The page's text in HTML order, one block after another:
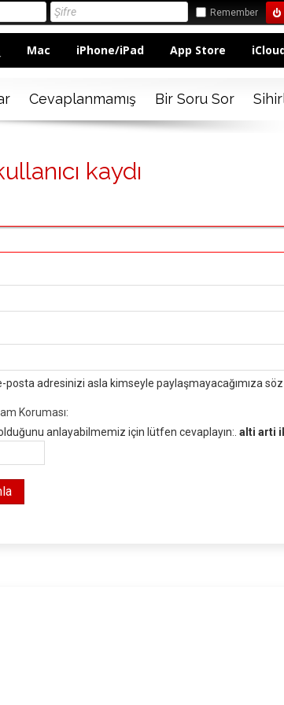
Remember
Mac iPhone/iPad App Store
Cevaplanmamış Bir Soru Sor
kaydı
posta adresinizi asla kimseyle paylaşmayacağımıza söz
Koruması:
anlayabilmemiz için lütfen cevaplayın:. alti arti